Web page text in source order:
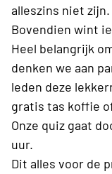
alleszins niet zijn.
Bovendien wint
Heel belangrijk
denken we aan
leden deze
gratis tas koffie
Onze quiz gaat
uur.
Dit alles voor de